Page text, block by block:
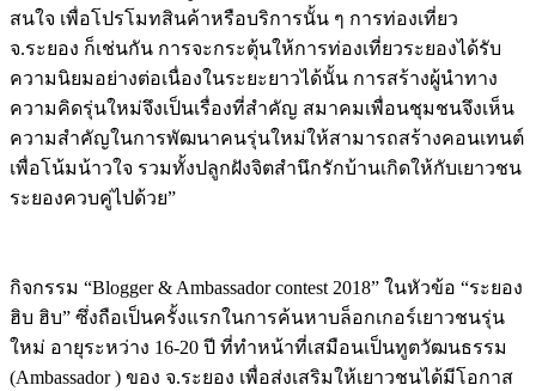
สนใจ เพื่อโปรโมทสินค้าหรือบริการนั้น ๆ การท่องเที่ยว
จ.ระยอง ก็เช่นกัน การจะกระตุ้นให้การท่องเที่ยวระยองได้รับ
ความนิยมอย่างต่อเนื่องในระยะยาวได้นั้น การสร้างผู้นำทาง
ความคิดรุ่นใหม่จึงเป็นเรื่องที่สำคัญ สมาคมเพื่อนชุมชนจึงเห็น
ความสำคัญในการพัฒนาคนรุ่นใหม่ให้สามารถสร้างคอนเทนต์
เพื่อโน้มน้าวใจ รวมทั้งปลูกฝังจิตสำนึกรักบ้านเกิดให้กับเยาวชน
ระยองควบคู่ไปด้วย”
กิจกรรม “Blogger & Ambassador contest 2018” ในหัวข้อ “ระยอง
ฮิบ ฮิบ” ซึ่งถือเป็นครั้งแรกในการค้นหาบล็อกเกอร์เยาวชนรุ่น
ใหม่ อายุระหว่าง 16-20 ปี ที่ทำหน้าที่เสมือนเป็นทูตวัฒนธรรม
(Ambassador ) ของ จ.ระยอง เพื่อส่งเสริมให้เยาวชนได้มีโอกาส